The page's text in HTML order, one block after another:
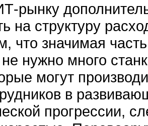
рынку
на структуру
что значимая
нужно много
могут
в
прогрессии,